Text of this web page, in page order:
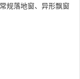
规落地窗、异形飘窗